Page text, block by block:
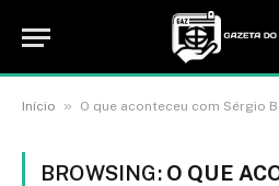
Início » O que aconteceu com Sérgio
BROWSING: O QUE